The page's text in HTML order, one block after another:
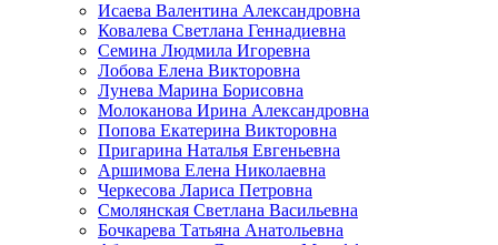
Исаева Валентина Александровна
Ковалева Светлана Геннадиевна
Семина Людмила Игоревна
Лобова Елена Викторовна
Лунева Марина Борисовна
Молоканова Ирина Александровна
Попова Екатерина Викторовна
Пригарина Наталья Евгеньевна
Аршимова Елена Николаевна
Черкесова Лариса Петровна
Смолянская Светлана Васильевна
Бочкарева Татьяна Анатольевна